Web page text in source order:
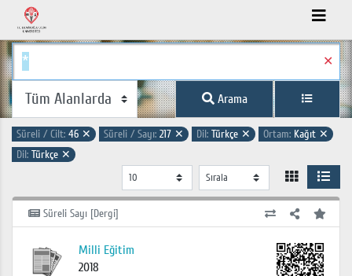
✕
Arama
Süreli / Cilt: 46 ✕ Süreli / Sayı: 217 ✕ Dil: Türkçe ✕ Ortam: Kağıt ✕
Dil: Türkçe ✕
Süreli Sayı [Dergi]
Milli Eğitim
2018